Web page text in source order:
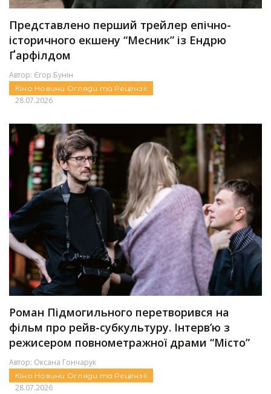
Представлено перший трейлер епічно-
історичного екшену “Месник” із Ендрю
Ґарфілдом
Автор: Єгор Бунін
Кіно Новини Огляди та Рецензії
28.07.2026
Роман Підмогильного перетворився на
фільм про рейв-субкультуру. Інтервʼю з
режисером повнометражної драми “Місто”
Автор: Оксана Гончарук
Кіно Новини Огляди та Рецензії
28.07.2026